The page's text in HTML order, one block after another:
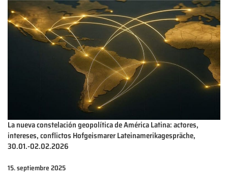
La nueva constelación geopolítica de América Latina: actores,
intereses, conflictos Hofgeismarer Lateinamerikagespräche,
30.01.-02.02.2026
15. septiembre 2025